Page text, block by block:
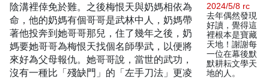
陰溝裡倖免於難。之後梅恨天與奶媽相依為
命，他的奶媽有個哥哥是武林中人，奶媽帶
著他投奔到她哥哥那兒，住了幾年之後，奶
媽要她哥哥為梅恨天找個名師學武，以便將
來好為父母報仇。她哥哥說，當世的武功，
沒有一種比「殘缺門」的「左手刀法」更凌
2024/5/8 rc
去年偶然發現
好讀，覺得這
裡根本是寶藏
天地！謝謝每
一位在幕後默
默耕耘文學天
地的人。